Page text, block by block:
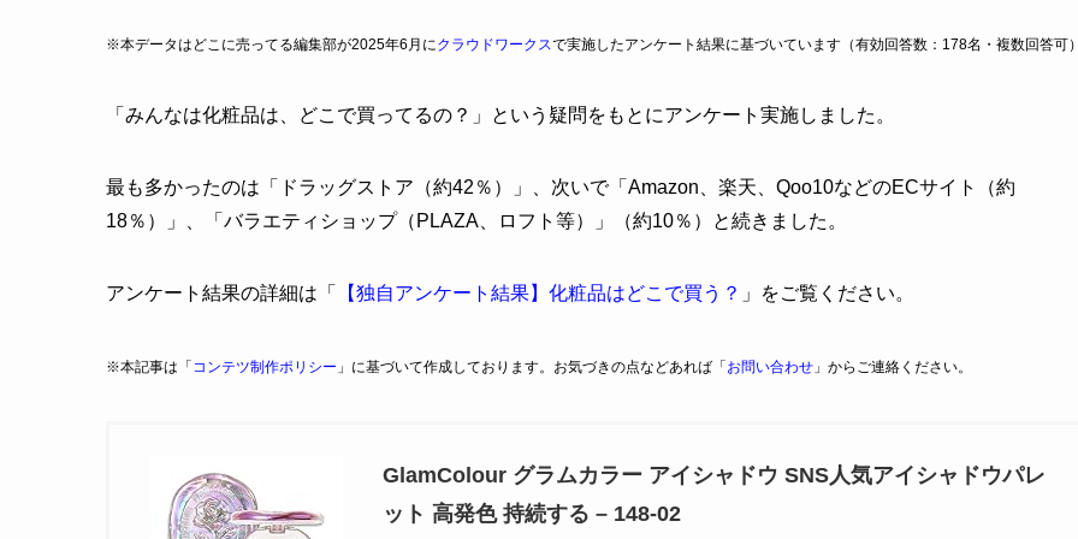
※本データはどこに売ってる編集部が2025年6月にクラウドワークスで実施したアンケート結果に基づいています（有効回答数：178名・複数回答可
「みんなは化粧品は、どこで買ってるの？」という疑問をもとにアンケート実施しました。
最も多かったのは「ドラッグストア（約42％）」、次いで「Amazon、楽天、Qoo10などのECサイト（約
18％）」、「バラエティショップ（PLAZA、ロフト等）」（約10％）と続きました。
アンケート結果の詳細は「 【独自アンケート結果】化粧品はどこで買う？ 」をご覧ください。
※本記事は「 コンテツ制作ポリシー 」に基づいて作成しております。お気づきの点などあれば「 お問い合わせ 」からご連絡ください。
GlamColour グラムカラー アイシャドウ SNS人気アイシャドウパレ
ット 高発色 持続する – 148-02